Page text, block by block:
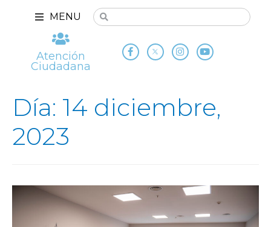
MENU
Atención
Ciudadana
Día: 14 diciembre,
2023